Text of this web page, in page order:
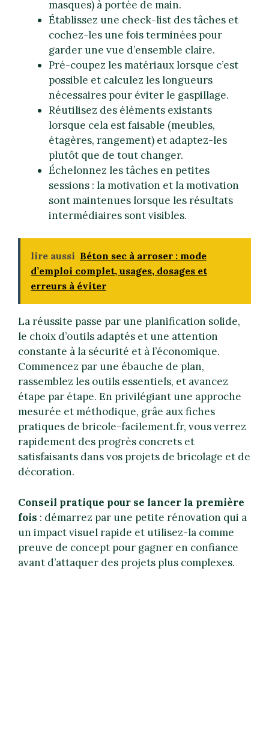
masques) à portée de main.
Établissez une check-list des tâches et
cochez-les une fois terminées pour
garder une vue d’ensemble claire.
Pré-coupez les matériaux lorsque c’est
possible et calculez les longueurs
nécessaires pour éviter le gaspillage.
Réutilisez des éléments existants
lorsque cela est faisable (meubles,
étagères, rangement) et adaptez-les
plutôt que de tout changer.
Échelonnez les tâches en petites
sessions : la motivation et la motivation
sont maintenues lorsque les résultats
intermédiaires sont visibles.
lire aussi Béton sec à arroser : mode
d’emploi complet, usages, dosages et
erreurs à éviter
La réussite passe par une planification solide,
le choix d’outils adaptés et une attention
constante à la sécurité et à l’économique.
Commencez par une ébauche de plan,
rassemblez les outils essentiels, et avancez
étape par étape. En privilégiant une approche
mesurée et méthodique, grâe aux fiches
pratiques de bricole-facilement.fr, vous verrez
rapidement des progrès concrets et
satisfaisants dans vos projets de bricolage et de
décoration.
Conseil pratique pour se lancer la première
fois : démarrez par une petite rénovation qui a
un impact visuel rapide et utilisez-la comme
preuve de concept pour gagner en confiance
avant d’attaquer des projets plus complexes.